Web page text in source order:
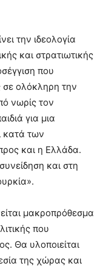
την ιδεολογία
και στρατιωτικής
που
σε ολόκληρη την
νωρίς τον
για μια
κατά των
και η Ελλάδα.
και στη
μακροπρόθεσμα
που
Θα υλοποιείται
της χώρας και